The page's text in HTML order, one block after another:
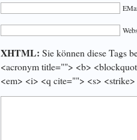
XHTML: Sie können diese Tags
<acronym title=""> <b>
<em> <i> <q cite=""> <s>